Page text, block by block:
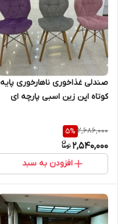
صندلی غذاخوری ناهارخوری پایه
کوتاه اپن زین اسبی پارچه ای
2,686,000
5%
2,540,000
افزودن به سبد